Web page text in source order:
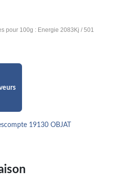
pour 100g : Energie 2083Kj / 501
19130 OBJAT